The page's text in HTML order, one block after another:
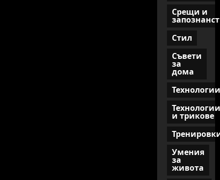
Срещи и
Стил
Съвети
за
дома
Технологии
Технологии
и трикове
Умения
за
живота